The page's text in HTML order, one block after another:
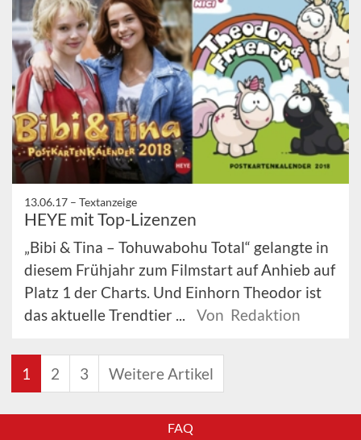
13.06.17 – Textanzeige
HEYE mit Top-Lizenzen
„Bibi & Tina – Tohuwabohu Total“ gelangte in
diesem Frühjahr zum Filmstart auf Anhieb auf
Platz 1 der Charts. Und Einhorn Theodor ist
das aktuelle Trendtier ...
Von Redaktion
1 2 3 Weitere Artikel
FAQ